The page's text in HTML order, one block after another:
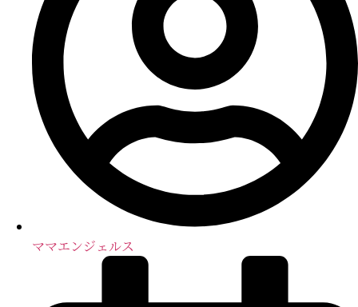
ママエンジェルス